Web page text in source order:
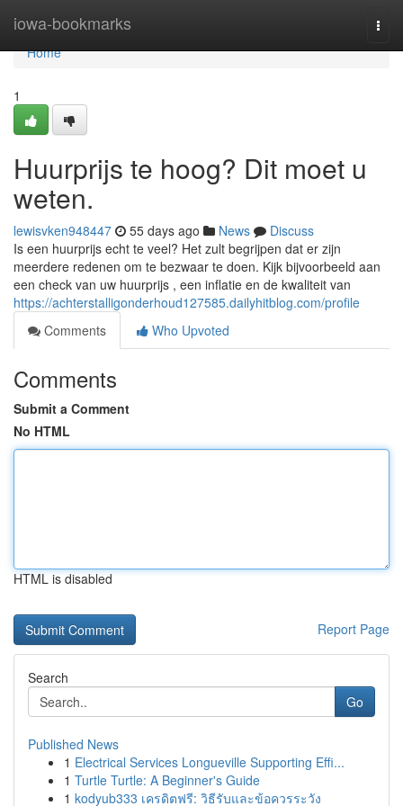
iowa-bookmarks
Home
Home
1
Huurprijs te hoog? Dit moet u
weten.
lewisvken948447 55 days ago News
Discuss
Is een huurprijs echt te veel? Het zult begrijpen dat er zijn
meerdere redenen om te bezwaar te doen. Kijk bijvoorbeeld aan
een check van uw huurprijs , een inflatie en de kwaliteit van
https://achterstalligonderhoud127585.dailyhitblog.com/profile
Comments
Who Upvoted
Comments
Submit a Comment
No HTML
HTML is disabled
Report Page
Search
Go
Published News
1 Electrical Services Longueville Supporting Effi...
1 Turtle Turtle: A Beginner's Guide
1 kodyub333 เครดิตฟรี: วิธีรับและข้อควรระวัง